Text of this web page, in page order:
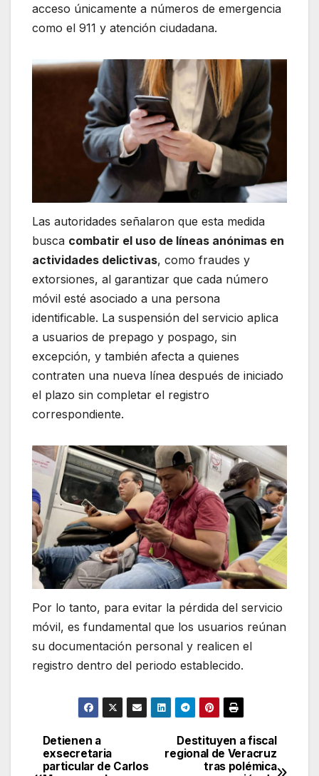
acceso únicamente a números de emergencia
como el 911 y atención ciudadana.
Las autoridades señalaron que esta medida
busca combatir el uso de líneas anónimas en
actividades delictivas, como fraudes y
extorsiones, al garantizar que cada número
móvil esté asociado a una persona
identificable. La suspensión del servicio aplica
a usuarios de prepago y pospago, sin
excepción, y también afecta a quienes
contraten una nueva línea después de iniciado
el plazo sin completar el registro
correspondiente.
Por lo tanto, para evitar la pérdida del servicio
móvil, es fundamental que los usuarios reúnan
su documentación personal y realicen el
registro dentro del periodo establecido.
Navegación
Destituyen a fiscal
regional de Veracruz
tras polémica
Detienen a
exsecretaria
particular de Carlos